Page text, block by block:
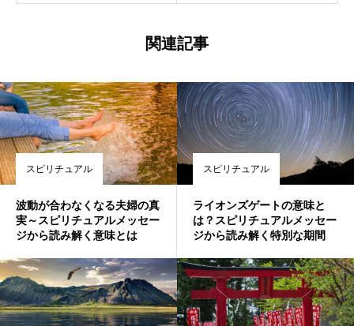
関連記事
スピリチュアル
波動が合わなくなる夫婦の真
実～スピリチュアルメッセー
ジから読み解く意味とは
スピリチュアル
ライオンズゲートの意味と
は？スピリチュアルメッセー
ジから読み解く特別な期間